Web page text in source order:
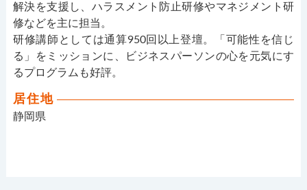
解決を支援し、ハラスメント防止研修やマネジメント研
修などを主に担当。
研修講師としては通算950回以上登壇。「可能性を信じ
る」をミッションに、ビジネスパーソンの心を元気にす
るプログラムも好評。
居住地
静岡県